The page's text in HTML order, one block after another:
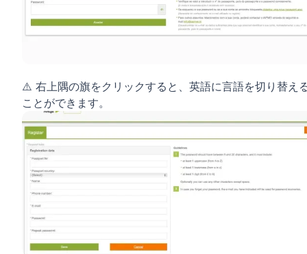
⚠️ 右上隅の旗をクリックすると、英語に言語を切り替え
ことができます。